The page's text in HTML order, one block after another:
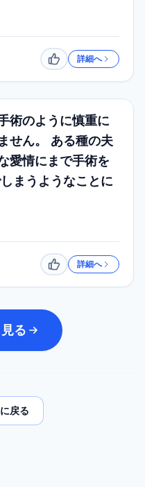
いいね詳細へ
術のように慎重に
せん。 ある種の夫
愛情にまで手術を
まうようなことに
いいね詳細へ
る
戻る